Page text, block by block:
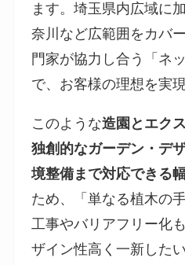
ます。埼玉県内広域に
奈川など広範囲をカバ
門家が協力し合う「ネ
で、お客様の理想を実現
このような造園とエク
独創的なガーデン・デ
境整備まで対応できる
ため、「単なる植木の
工事やバリアフリー化
ザイン性高く一新した